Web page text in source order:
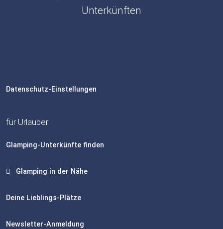
Unterkünften
Datenschutz-Einstellungen
für Urlauber
Glamping-Unterkünfte finden
Glamping in der Nähe
Deine Lieblings-Plätze
Newsletter-Anmeldung